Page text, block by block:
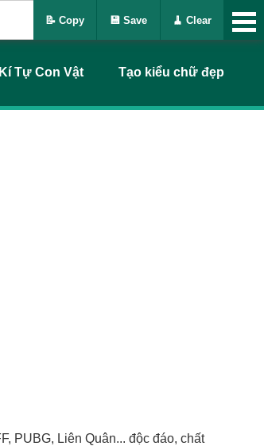
Kí Tự Con Vật Tạo kiểu chữ đẹp
PUBG, Liên Quân... độc đáo, chất
📝 Copy 💾 Save 🧹 Clear